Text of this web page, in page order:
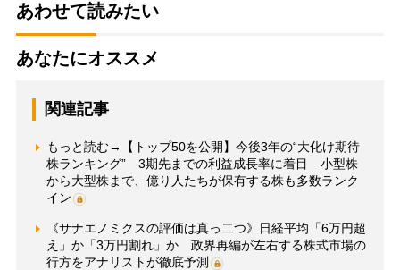
あわせて読みたい
あなたにオススメ
関連記事
もっと読む→【トップ50を公開】今後3年の“大化け期待
株ランキング” 3期先までの利益成長率に着目 小型株
から大型株まで、億り人たちが保有する株も多数ランク
イン
《サナエノミクスの評価は真っ二つ》日経平均「6万円超
え」か「3万円割れ」か 政界再編が左右する株式市場の
行方をアナリストが徹底予測